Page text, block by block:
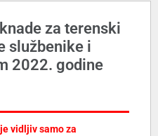
za terenski
službenike i
2022. godine
vidljiv samo za